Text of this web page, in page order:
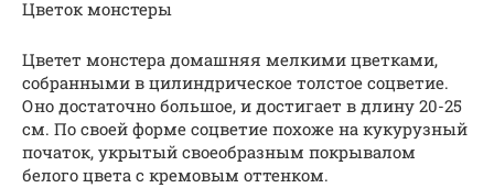
Цветок монстеры
Цветет монстера домашняя мелкими цветками,
собранными в цилиндрическое толстое соцветие.
Оно достаточно большое, и достигает в длину 20-25
см. По своей форме соцветие похоже на кукурузный
початок, укрытый своеобразным покрывалом
белого цвета с кремовым оттенком.